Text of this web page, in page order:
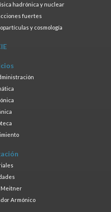
hadrónica y nuclear
fuertes
y cosmología
Meitner
Armónico